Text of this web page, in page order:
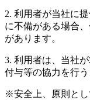
2. 利用者が当社に
に不備がある場合
があります。
3. 利用者は、当社
付与等の協力を行う
※安全上、原則とし